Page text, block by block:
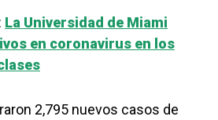
La Universidad de Miami
en coronavirus en los
2,795 nuevos casos de